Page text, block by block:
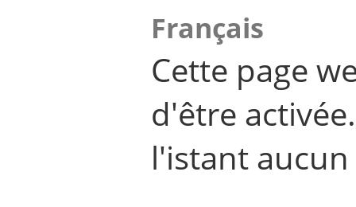
Français
Cette page
d'être
l'istant